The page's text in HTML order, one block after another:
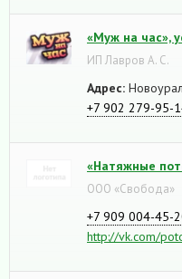
«Муж на час»,
ИП Лавров А. С.
Адрес:
+7 902 279-95-
«Натяжные
ООО «Свобода»
+7 909 004-45-
http://vk.com/